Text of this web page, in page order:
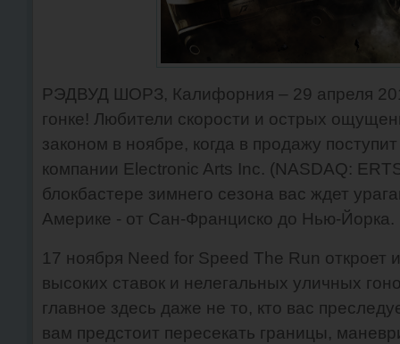
РЭДВУД ШОРЗ, Калифорния – 29 апреля
гонке! Любители скорости и острых
законом в ноябре, когда в продажу
компании Electronic Arts Inc. (NASDAQ:
блокбастере зимнего сезона вас ждет
Америке - от Сан-Франциско до Нью-Йорка.
17 ноября Need for Speed The Run откроет
высоких ставок и нелегальных уличных
главное здесь даже не то, кто вас
вам предстоит пересекать границы,